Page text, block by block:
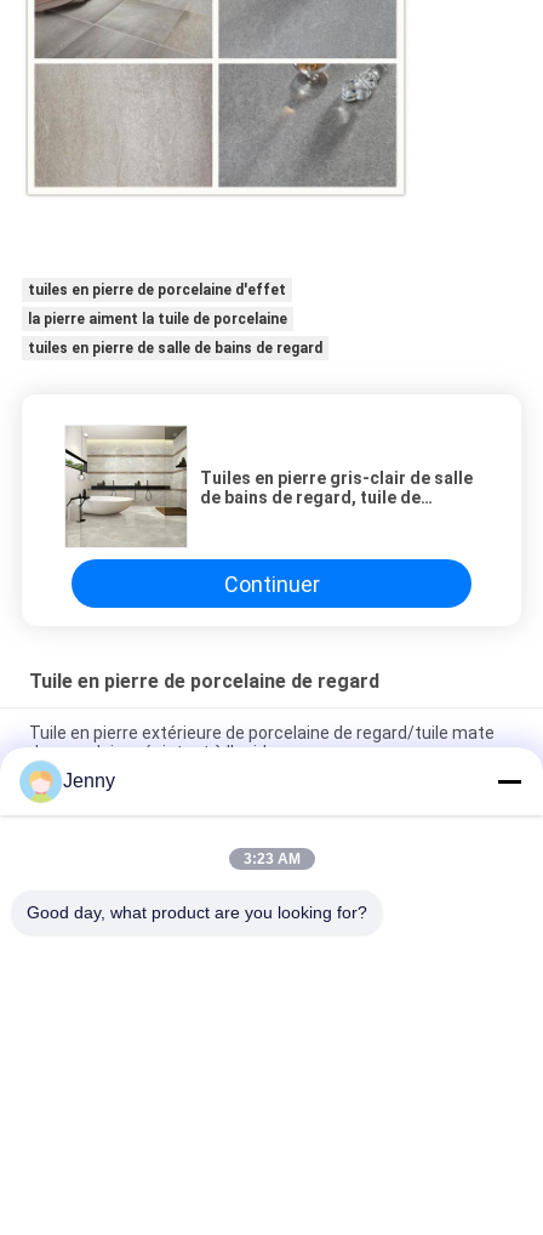
tuiles en pierre de porcelaine d'effet
la pierre aiment la tuile de porcelaine
tuiles en pierre de salle de bains de regard
Tuiles en pierre gris-clair de salle
de bains de regard, tuile de
Continuer
Tuile en pierre de porcelaine de regard
Tuile en pierre extérieure de porcelaine de regard/tuile mate
de porcelaine résistant à l'acide
Appui vitré par tuile de matériau de construction de porcelaine
de regard de grès de 30 x de 60 cm
Carrelage en pierre rustique de tuile de porcelaine de
Jenny
3:23 AM
Good day, what product are you looking for?